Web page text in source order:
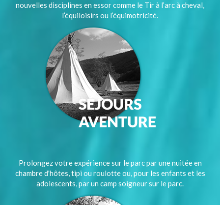
nouvelles disciplines en essor comme le Tir à l’arc à cheval,
l’équiloisirs ou l’équimotricité.
Prolongez votre expérience sur le parc par une nuitée en
chambre d'hôtes, tipi ou roulotte ou, pour les enfants et les
adolescents, par un camp soigneur sur le parc.